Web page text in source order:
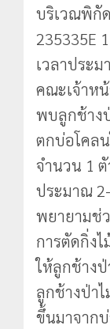
บริเวณพิกั
235335E
เวลาประ
คณะเจ้าห
พบลูกช้าง
ตกบ่อโคล
จำนวน 1
ประมาณ
พยายามช่
การตัดกิ่ง
ให้ลูกช้าง
ลูกช้างป่า
ขึ้นมาจาก